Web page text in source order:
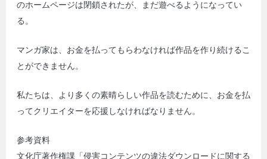
のホームページは閉鎖されたが、まだ遊べるようになってい
る。
マンガ家は、お金を払ってもらわなければ作品を作り続けるこ
とができません。
私たちは、より多くの素晴らしい作品を読むために、お金を払
ってクリエイターを応援しなければなりません。
参考資料
文化庁著作権課「侵害コンテンツの違法ダウンロードに関する